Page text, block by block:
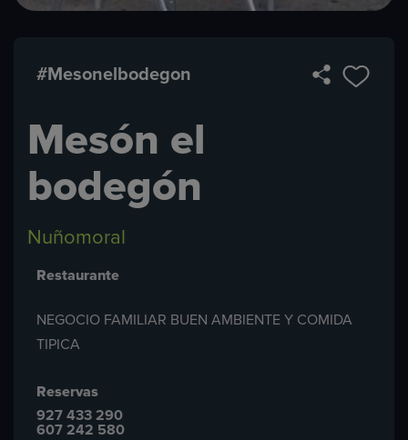
#Mesonelbodegon
Mesón el
bodegón
Nuñomoral
Restaurante
NEGOCIO FAMILIAR BUEN AMBIENTE Y COMIDA
TIPICA
Reservas
927 433 290
607 242 580